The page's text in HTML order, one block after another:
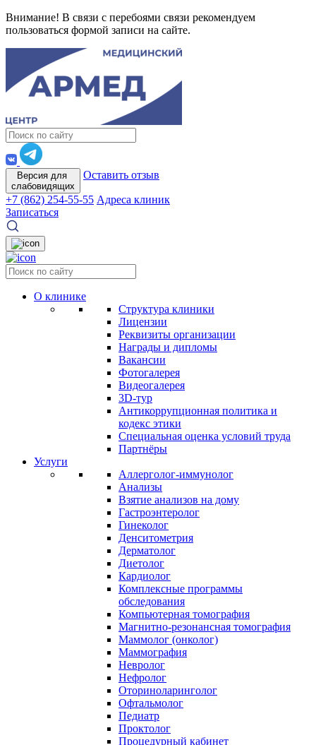
Внимание! В связи с перебоями связи рекомендуем
пользоваться формой записи на сайте.
Версия для
слабовидящих
Оставить отзыв
+7 (862) 254-55-55 Адреса клиник
Записаться
О клинике
Структура клиники
Лицензии
Реквизиты организации
Награды и дипломы
Вакансии
Фотогалерея
Видеогалерея
3D-тур
Антикоррупционная политика и
кодекс этики
Специальная оценка условий труда
Партнёры
Услуги
Аллерголог-иммунолог
Анализы
Взятие анализов на дому
Гастроэнтеролог
Гинеколог
Денситометрия
Дерматолог
Диетолог
Кардиолог
Комплексные программы
обследования
Компьютерная томография
Магнитно-резонансная томография
Маммолог (онколог)
Маммография
Невролог
Нефролог
Оториноларинголог
Офтальмолог
Педиатр
Проктолог
Процедурный кабинет